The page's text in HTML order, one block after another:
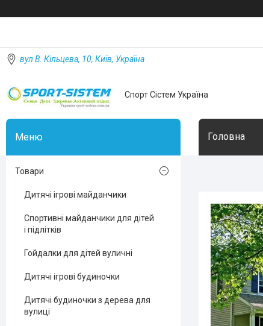
вул В. Кільцева, 10, Київ, Україна
Спорт Сістем Україна
Головна
Товари
Дитячі ігрові майданчики
Спортивні майданчики для дітей
і підлітків
Гойдалки для дітей вуличні
Дитячі ігрові будиночки
Дитячі будиночки з дерева для
вулиці